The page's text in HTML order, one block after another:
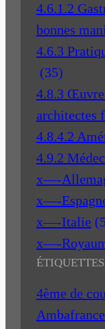
4.6.1.2
bonnes
4.6.3
(35)
4.8.3
architectes
4.8.4.2
4.9.2
x—-
x—-
x—-Italie
x—-
ÉTIQUETTES
4ème de
Ambafrance